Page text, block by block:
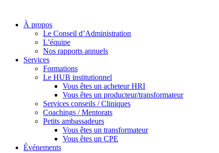
À propos
Le Conseil d’Administration
L’équipe
Nos rapports annuels
Services
Formations
Le HUB institutionnel
Vous êtes un acheteur HRI
Vous êtes un producteur/transformateur
Services conseils / Cliniques
Coachings / Mentorats
Petits ambassadeurs
Vous êtes un transformateur
Vous êtes un CPE
Événements